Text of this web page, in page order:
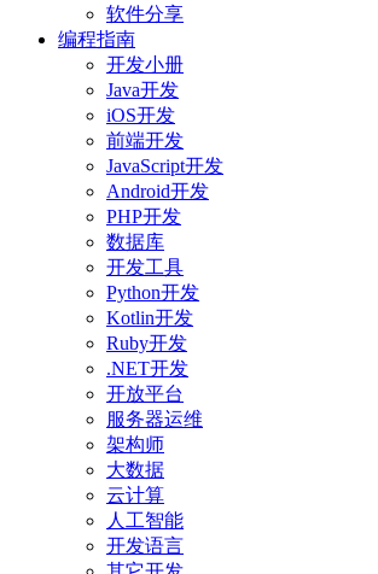
软件分享
编程指南
开发小册
Java开发
iOS开发
前端开发
JavaScript开发
Android开发
PHP开发
数据库
开发工具
Python开发
Kotlin开发
Ruby开发
.NET开发
开放平台
服务器运维
架构师
大数据
云计算
人工智能
开发语言